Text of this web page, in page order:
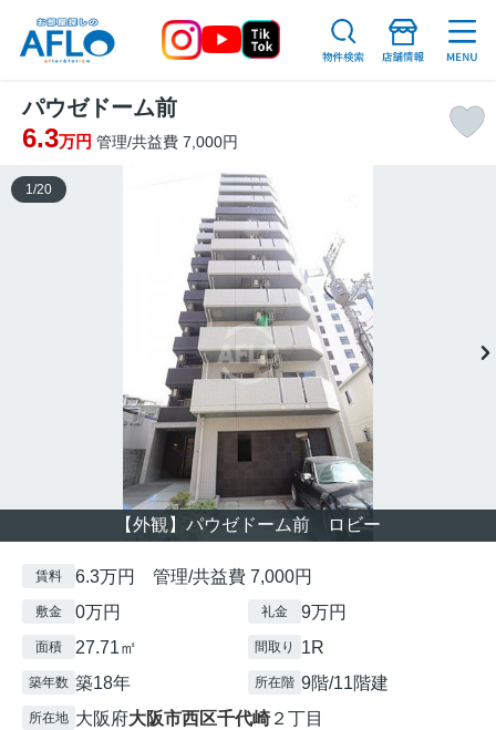
パウゼドーム前
6.3万円 管理/共益費 7,000円
【外観】パウゼドーム前 ロビー
1 /20
賃料 6.3万円 管理/共益費 7,000円
敷金 0万円 礼金 9万円
面積 27.71㎡ 間取り 1R
築年数 築18年 所在階 9階/11階建
所在地 大阪府大阪市西区千代崎２丁目